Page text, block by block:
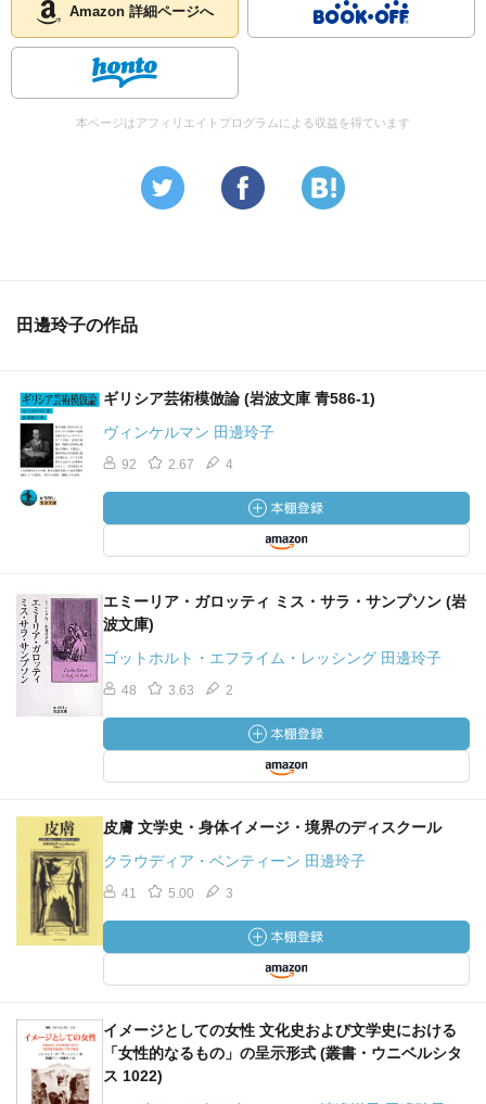
Amazon 詳細ページへ
本ページはアフィリエイトプログラムによる収益を得ています
田邊玲子の作品
ギリシア芸術模倣論 (岩波文庫 青586-1)
ヴィンケルマン 田邊玲子
92 2.67 4
エミーリア・ガロッティ ミス・サラ・サンプソン (岩
波文庫)
ゴットホルト・エフライム・レッシング 田邊玲子
48 3.63 2
皮膚 文学史・身体イメージ・境界のディスクール
クラウディア・ベンティーン 田邊玲子
41 5.00 3
イメージとしての女性 文化史および文学史における
「女性的なるもの」の呈示形式 (叢書・ウニベルシタ
ス 1022)